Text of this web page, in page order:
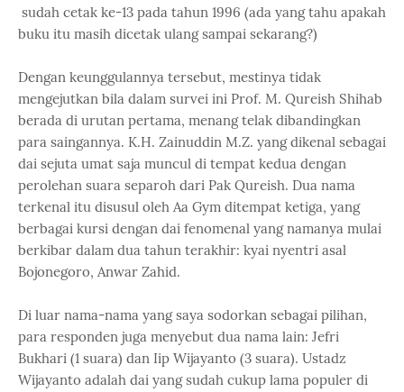
sudah cetak ke-13 pada tahun 1996 (ada yang tahu apakah
buku itu masih dicetak ulang sampai sekarang?)
Dengan keunggulannya tersebut, mestinya tidak
mengejutkan bila dalam survei ini Prof. M. Qureish Shihab
berada di urutan pertama, menang telak dibandingkan
para saingannya. K.H. Zainuddin M.Z. yang dikenal sebagai
dai sejuta umat saja muncul di tempat kedua dengan
perolehan suara separoh dari Pak Qureish. Dua nama
terkenal itu disusul oleh Aa Gym ditempat ketiga, yang
berbagai kursi dengan dai fenomenal yang namanya mulai
berkibar dalam dua tahun terakhir: kyai nyentri asal
Bojonegoro, Anwar Zahid.
Di luar nama-nama yang saya sodorkan sebagai pilihan,
para responden juga menyebut dua nama lain: Jefri
Bukhari (1 suara) dan Iip Wijayanto (3 suara). Ustadz
Wijayanto adalah dai yang sudah cukup lama populer di